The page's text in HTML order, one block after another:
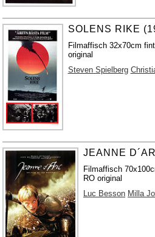
SOLENS RIKE
Filmaffisch 32x70cm
original
Steven Spielberg
JEANNE
Filmaffisch
RO original
Luc Besson Milla